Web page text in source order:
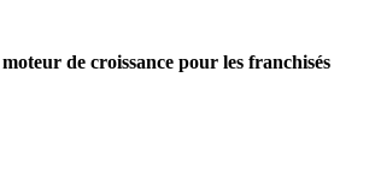
de croissance pour les franchisés